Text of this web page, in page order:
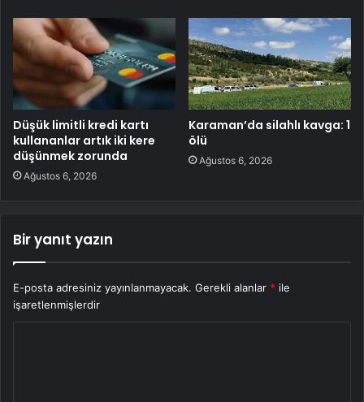
Düşük limitli kredi kartı
kullananlar artık iki kere
düşünmek zorunda
Ağustos 6, 2026
Karaman’da silahlı kavga: 1
ölü
Ağustos 6, 2026
Bir yanıt yazın
E-posta adresiniz yayınlanmayacak. Gerekli alanlar * ile
işaretlenmişlerdir